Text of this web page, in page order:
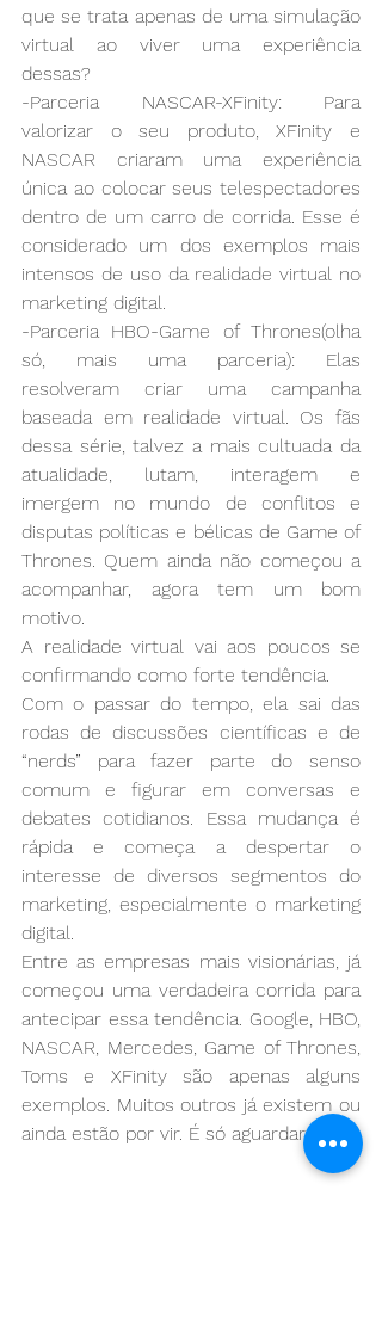
que se trata apenas de uma simulação
virtual ao viver uma experiência
dessas?
-Parceria NASCAR-XFinity: Para
valorizar o seu produto, XFinity e
NASCAR criaram uma experiência
única ao colocar seus telespectadores
dentro de um carro de corrida. Esse é
considerado um dos exemplos mais
intensos de uso da realidade virtual no
marketing digital.
-Parceria HBO-Game of Thrones(olha
só, mais uma parceria): Elas
resolveram criar uma campanha
baseada em realidade virtual. Os fãs
dessa série, talvez a mais cultuada da
atualidade, lutam, interagem e
imergem no mundo de conflitos e
disputas políticas e bélicas de Game of
Thrones. Quem ainda não começou a
acompanhar, agora tem um bom
motivo.
A realidade virtual vai aos poucos se
confirmando como forte tendência.
Com o passar do tempo, ela sai das
rodas de discussões científicas e de
“nerds” para fazer parte do senso
comum e figurar em conversas e
debates cotidianos. Essa mudança é
rápida e começa a despertar o
interesse de diversos segmentos do
marketing, especialmente o marketing
digital.
Entre as empresas mais visionárias, já
começou uma verdadeira corrida para
antecipar essa tendência. Google, HBO,
NASCAR, Mercedes, Game of Thrones,
Toms e XFinity são apenas alguns
exemplos. Muitos outros já existem ou
ainda estão por vir. É só aguardar.